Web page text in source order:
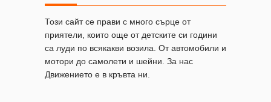
Този сайт се прави с много сърце от
приятели, които още от детските си години
са луди по всякакви возила. От автомобили и
мотори до самолети и шейни. За нас
Движението е в кръвта ни.